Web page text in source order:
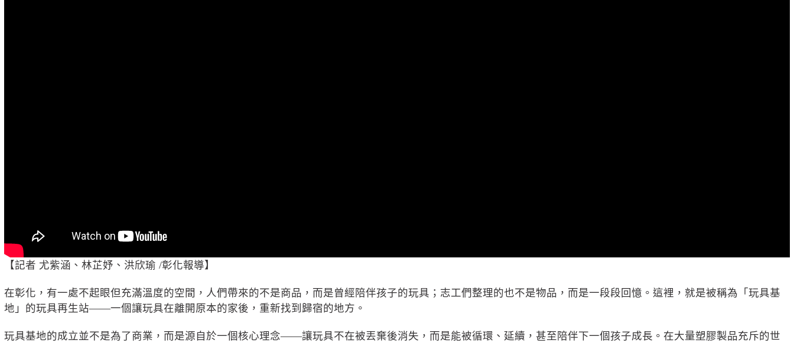
【記者 尤紫涵、林芷妤、洪欣瑜 /彰化報導】
在彰化，有一處不起眼但充滿溫度的空間，人們帶來的不是商品，而是曾經陪伴孩子的玩具；志工們整理的也不是物品，而是一段段回憶。這裡，就是被稱為「玩具基
地」的玩具再生站——一個讓玩具在離開原本的家後，重新找到歸宿的地方。
玩具基地的成立並不是為了商業，而是源自於一個核心理念——讓玩具不在被丟棄後消失，而是能被循環、延續，甚至陪伴下一個孩子成長。在大量塑膠製品充斥的世